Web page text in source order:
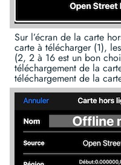
Sur l’écran de la carte
carte à télécharger (1),
(2, 2 à 16 est un bon
téléchargement de la
téléchargement de la